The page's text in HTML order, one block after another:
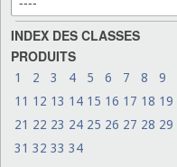
INDEX DES CLASSES
PRODUITS
1 2 3 4 5 6 7 8 9
11 12 13 14 15 16 17 18 19
21 22 23 24 25 26 27 28 29
31 32 33 34